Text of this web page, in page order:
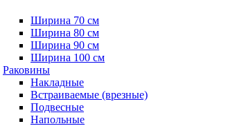
Ширина 70 см
Ширина 80 см
Ширина 90 см
Ширина 100 см
Раковины
Накладные
Встраиваемые (врезные)
Подвесные
Напольные